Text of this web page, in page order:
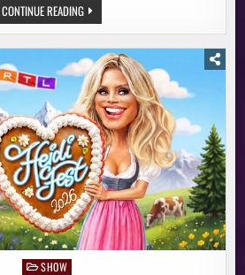
CONTINUE READINGKLIMAKRISE:
STELL
DIR
VOR,
ES
IST
KLIMA
UND
KEINER
GEHT
HIN
Posted
SHOW